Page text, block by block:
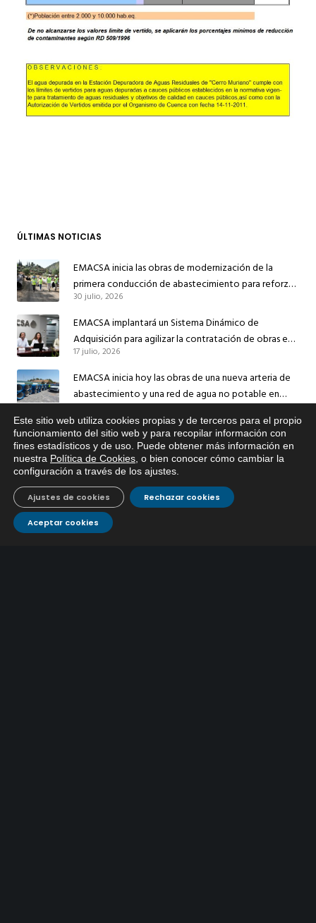
ÚLTIMAS NOTICIAS
EMACSA inicia las obras de modernización de la
primera conducción de abastecimiento para reforzar
el suministro de agua de Córdoba
30 julio, 2026
EMACSA implantará un Sistema Dinámico de
Adquisición para agilizar la contratación de obras en
sus redes e instalaciones
17 julio, 2026
EMACSA inicia hoy las obras de una nueva arteria de
abastecimiento y una red de agua no potable en
13 julio, 2026
Caracterización ZA Córdoba Red Quemadas- 1ª Sem
2026
9 julio, 2026
Caracterización ZA Córdoba Red Carrera Caballo-1º
Sem 2026
9 julio, 2026
Este sitio web utiliza cookies propias y de terceros para el propio
funcionamiento del sitio web y para recopilar información con
fines estadísticos y de uso. Puede obtener más información en
nuestra Política de Cookies , o bien conocer cómo cambiar la
configuración a través de los ajustes
Aceptar cookies
Rechazar cookies
Ajustes de cookies
Si tiene cualquier duda sobre
EMACSA, haga click abajo.